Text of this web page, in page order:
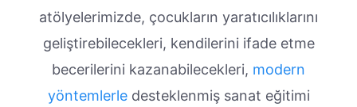
atölyelerimizde, çocukların yaratıcılıklarını
geliştirebilecekleri, kendilerini ifade etme
becerilerini kazanabilecekleri, modern
yöntemlerledesteklenmiş sanat eğitimi